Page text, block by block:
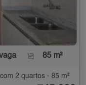
85 m²
2 quartos - 85 m²